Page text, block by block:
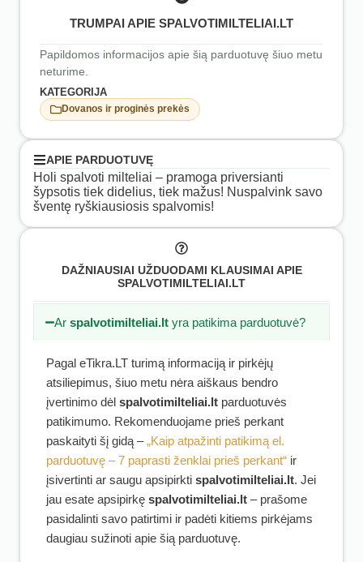
TRUMPAI APIE SPALVOTIMILTELIAI.LT
Papildomos informacijos apie šią parduotuvę šiuo metu
neturime.
KATEGORIJA
Dovanos ir proginės prekės
APIE PARDUOTUVĘ
Holi spalvoti milteliai – pramoga priversianti
šypsotis tiek didelius, tiek mažus! Nuspalvink savo
šventę ryškiausiosis spalvomis!
DAŽNIAUSIAI UŽDUODAMI KLAUSIMAI APIE
SPALVOTIMILTELIAI.LT
Arspalvotimilteliai.lt yra patikima parduotuvė?
Pagal eTikra.LT turimą informaciją ir pirkėjų
atsiliepimus, šiuo metu nėra aiškaus bendro
įvertinimo dėl spalvotimilteliai.lt parduotuvės
patikimumo. Rekomenduojame prieš perkant
paskaityti šį gidą –„Kaip atpažinti patikimą el.
parduotuvę – 7 paprasti ženklai prieš perkant“ ir
įsivertinti ar saugu apsipirkti spalvotimilteliai.lt. Jei
jau esate apsipirkę spalvotimilteliai.lt – prašome
pasidalinti savo patirtimi ir padėti kitiems pirkėjams
daugiau sužinoti apie šią parduotuvę.